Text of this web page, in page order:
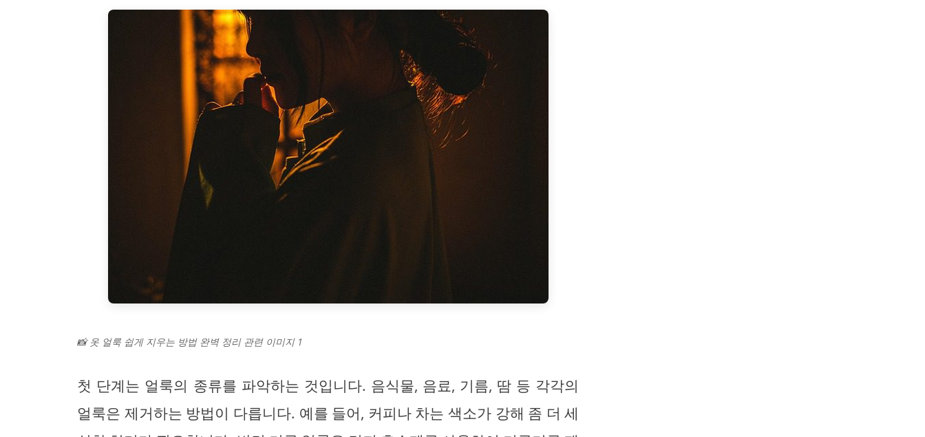
📸 옷 얼룩 쉽게 지우는 방법 완벽 정리 관련 이미지 1
첫 단계는 얼룩의 종류를 파악하는 것입니다. 음식물, 음료, 기름, 땀 등 각각의
얼룩은 제거하는 방법이 다릅니다. 예를 들어, 커피나 차는 색소가 강해 좀 더 세